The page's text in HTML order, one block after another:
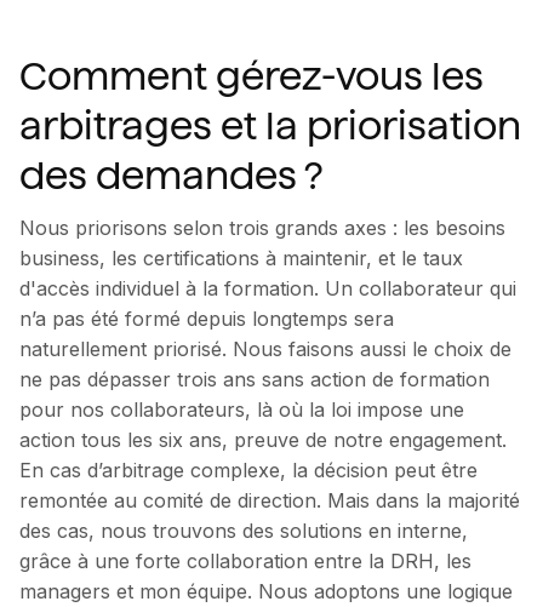
Comment gérez-vous les
arbitrages et la priorisation
des demandes ?
Nous priorisons selon trois grands axes : les besoins
business, les certifications à maintenir, et le taux
d'accès individuel à la formation. Un collaborateur qui
n’a pas été formé depuis longtemps sera
naturellement priorisé. Nous faisons aussi le choix de
ne pas dépasser trois ans sans action de formation
pour nos collaborateurs, là où la loi impose une
action tous les six ans, preuve de notre engagement.
En cas d’arbitrage complexe, la décision peut être
remontée au comité de direction. Mais dans la majorité
des cas, nous trouvons des solutions en interne,
grâce à une forte collaboration entre la DRH, les
managers et mon équipe. Nous adoptons une logique